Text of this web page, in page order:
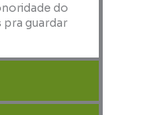
do
pra guardar